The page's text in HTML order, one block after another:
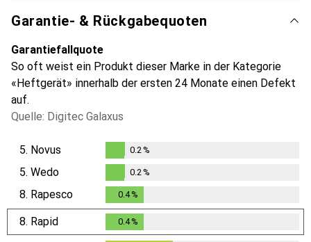
Garantie- & Rückgabequoten
Garantiefallquote
So oft weist ein Produkt dieser Marke in der Kategorie
«Heftgerät» innerhalb der ersten 24 Monate einen Defekt
auf.
Quelle: Digitec Galaxus
5. Novus
0.2%
0.2 %
5. Wedo
0.2%
0.2 %
8. Rapesco 0.4%
8. Rapid 0.4%